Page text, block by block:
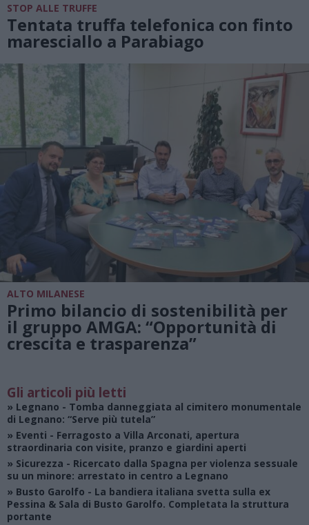
STOP ALLE TRUFFE
Tentata truffa telefonica con finto
maresciallo a Parabiago
ALTO MILANESE
Primo bilancio di sostenibilità per
il gruppo AMGA: “Opportunità di
crescita e trasparenza”
Gli articoli più letti
» Legnano - Tomba danneggiata al cimitero monumentale
di Legnano: “Serve più tutela”
» Eventi - Ferragosto a Villa Arconati, apertura
straordinaria con visite, pranzo e giardini aperti
» Sicurezza - Ricercato dalla Spagna per violenza sessuale
su un minore: arrestato in centro a Legnano
» Busto Garolfo - La bandiera italiana svetta sulla ex
Pessina & Sala di Busto Garolfo. Completata la struttura
portante